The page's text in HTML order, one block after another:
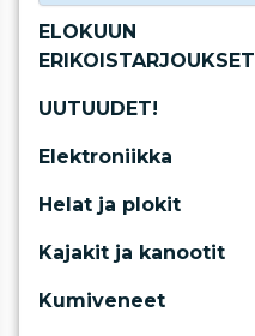
ELOKUUN
ERIKOISTARJOUKSET
UUTUUDET!
Elektroniikka
Helat ja plokit
Kajakit ja kanootit
Kumiveneet